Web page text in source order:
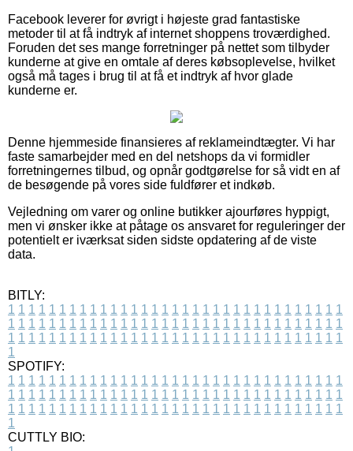
Facebook leverer for øvrigt i højeste grad fantastiske
metoder til at få indtryk af internet shoppens troværdighed.
Foruden det ses mange forretninger på nettet som tilbyder
kunderne at give en omtale af deres købsoplevelse, hvilket
også må tages i brug til at få et indtryk af hvor glade
kunderne er.
Denne hjemmeside finansieres af reklameindtægter. Vi har
faste samarbejder med en del netshops da vi formidler
forretningernes tilbud, og opnår godtgørelse for så vidt en af
de besøgende på vores side fuldfører et indkøb.
Vejledning om varer og online butikker ajourføres hyppigt,
men vi ønsker ikke at påtage os ansvaret for reguleringer der
potentielt er iværksat siden sidste opdatering af de viste
data.
BITLY:
1 1 1 1 1 1 1 1 1 1 1 1 1 1 1 1 1 1 1 1 1 1 1 1 1 1 1 1 1 1 1 1 1
1 1 1 1 1 1 1 1 1 1 1 1 1 1 1 1 1 1 1 1 1 1 1 1 1 1 1 1 1 1 1 1 1
1 1 1 1 1 1 1 1 1 1 1 1 1 1 1 1 1 1 1 1 1 1 1 1 1 1 1 1 1 1 1 1 1
1
SPOTIFY:
1 1 1 1 1 1 1 1 1 1 1 1 1 1 1 1 1 1 1 1 1 1 1 1 1 1 1 1 1 1 1 1 1
1 1 1 1 1 1 1 1 1 1 1 1 1 1 1 1 1 1 1 1 1 1 1 1 1 1 1 1 1 1 1 1 1
1 1 1 1 1 1 1 1 1 1 1 1 1 1 1 1 1 1 1 1 1 1 1 1 1 1 1 1 1 1 1 1 1
1
CUTTLY BIO: